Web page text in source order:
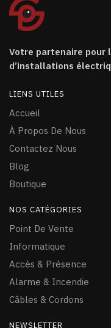
Votre partenaire pour
d’installations
LIENS UTILES
Accueil
À Propos De Nous
Contactez Nous
Blog
Boutique
NOS CATÉGORIES
Point De Vente
Informatique
Accès & Présence
Alarme & Incendie
Câbles & Cordons
NEWSLETTER